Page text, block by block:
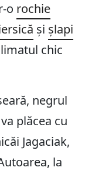
o rochie
și șlapi
chic
negrul
plăcea cu
Jagaciak,
la